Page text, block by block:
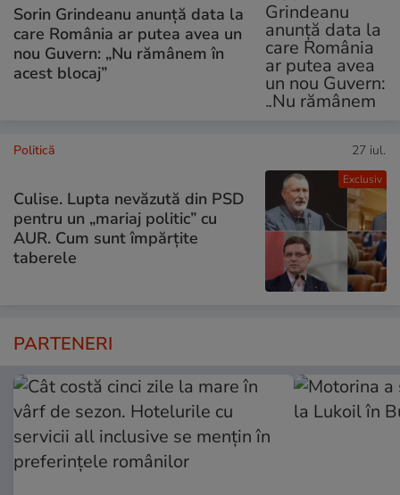
Sorin Grindeanu anunță data la
care România ar putea avea un
nou Guvern: „Nu rămânem în
acest blocaj”
Exclusiv
Politică 27 iul.
Culise. Lupta nevăzută din PSD
pentru un „mariaj politic” cu
AUR. Cum sunt împărțite
taberele
PARTENERI